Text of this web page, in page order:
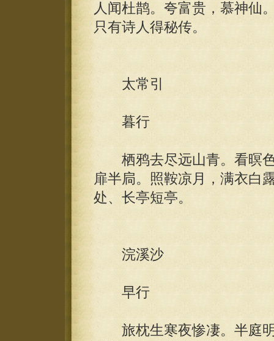
人闻杜鹊。夸富贵，慕神仙
只有诗人得秘传。
太常引
暮行
栖鸦去尽远山青。看暝色
扉半扃。照鞍凉月，满衣白
处、长亭短亭。
浣溪沙
早行
旅枕生寒夜惨凄。半庭明